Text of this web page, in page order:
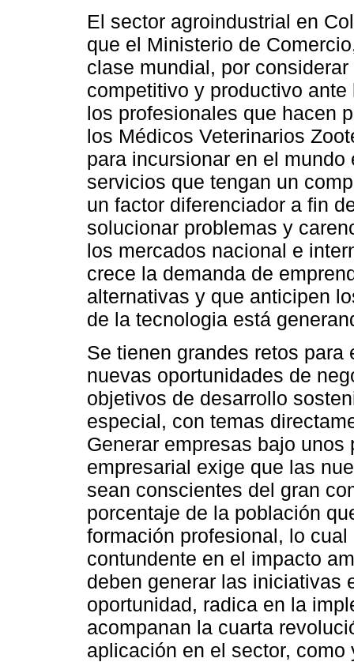
El sector agroindustrial en
que el Ministerio de
clase mundial, por
competitivo y productivo
los profesionales que hacen
los Médicos Veterinarios
para incursionar en el
servicios que tengan un
un factor diferenciador a fin
solucionar problemas y
los mercados nacional e
crece la demanda de
alternativas y que anticipen
de la tecnologia está
Se tienen grandes retos
nuevas oportunidades de
objetivos de desarrollo
especial, con temas
Generar empresas bajo
empresarial exige que las
sean conscientes del gran
porcentaje de la población
formación profesional, lo
contundente en el impacto
deben generar las iniciativas
oportunidad, radica en la
acompanan la cuarta
aplicación en el sector,